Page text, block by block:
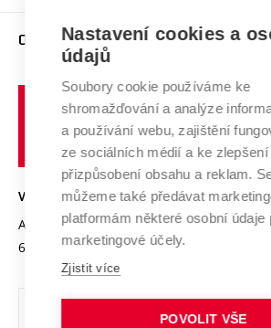
E-přihláška
Závěrečné práce
Doktorské studium
Studium bez bariér
Podpora podnikání
Mezinárodní vědecká rada
Systém zajišťování kvality výzkumu
Výzkumné infrastruktury
Transfer znalostí
Open Science
Projekty
Projekty ze strukturálních fondů
Specifický výzkum
Firemní spolupráce
Zahraniční spolupráce
Spolupráce se školami
Mezinárodní dohody
Univerzitní sítě
O UNIVERZITĚ
Profil univerzity
Udržitelná univerzita
Podnikavá univerzita / ContriBUTe
Bezpečná univerzita
Vyznamenání
Organizační struktura
Ochrana osobních údajů
Brně
VYSOKÉ UČENÍ TECHNICKÉ V BRNĚ
Antonínská 548/1
602 00 Brno
www.vut.cz
vut@vutbr.cz
Nastavení cookies a
údajů
Soubory cookie používáme ke
shromažďování a analýze
a používání webu, zajištění
ze sociálních médií a ke zlepšení
přizpůsobení obsahu a reklam.
můžeme také předávat
platformám některé osobní údaje
marketingové účely.
Zjistit více
POVOLIT VŠE